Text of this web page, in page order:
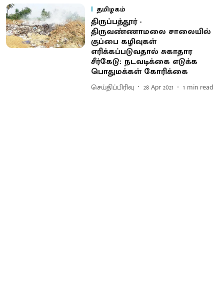
தமிழகம்
திருப்பத்தூர் -
திருவண்ணாமலை சாலையில்
குப்பை கழிவுகள்
எரிக்கப்படுவதால் சுகாதார
சீர்கேடு: நடவடிக்கை எடுக்க
பொதுமக்கள் கோரிக்கை
செய்திப்பிரிவு 28 Apr 2021 1 min read